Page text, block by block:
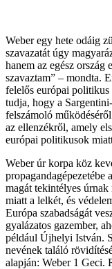
Weber egy hete odáig
szavazatát úgy
hanem az egész
szavaztam” – mondta.
felelős európai
tudja, hogy a
felszámoló
az ellenzékről, amely
európai politikusok
Weber úr korpa köz
propagandagépezetébe
magát tekintélyes
miatt a lelkét, és
Európa szabadságát
gyalázatos gazember,
például Újhelyi István.
nevének találó
alapján: Weber 1 Geci.